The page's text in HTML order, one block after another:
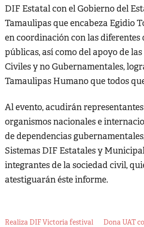
DIF Estatal con el Gobierno del
Tamaulipas que encabeza Egidio
en coordinación con las diferentes
públicas, así como del apoyo de
Civiles y no Gubernamentales,
Tamaulipas Humano que todos
Al evento, acudirán
organismos nacionales e
de dependencias
Sistemas DIF Estatales y
integrantes de la sociedad civil,
atestiguarán éste informe.
Realiza DIF Victoria festival
Dona UAT